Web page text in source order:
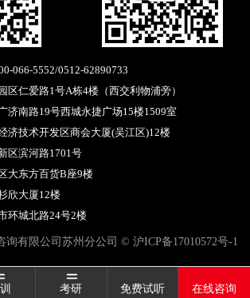
066-5552/0512-62890733
区仁爱路1号A栋4楼（西交利物浦旁）
济南路19号西城永捷广场15楼1509室
济技术开发区商会大厦(吴江区)12楼
区滨河路1701号
大东方百货B座9楼
欣大厦12楼
环城北路24号2楼
询有限公司苏州分公司 © 沪ICP备17010572号-1
考研 免费试听 在线咨询